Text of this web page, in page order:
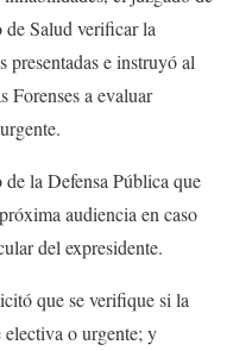
Salud verificar la
presentadas e instruyó al
Forenses a evaluar
la Defensa Pública que
audiencia en caso
del expresidente.
que se verifique si la
o urgente; y